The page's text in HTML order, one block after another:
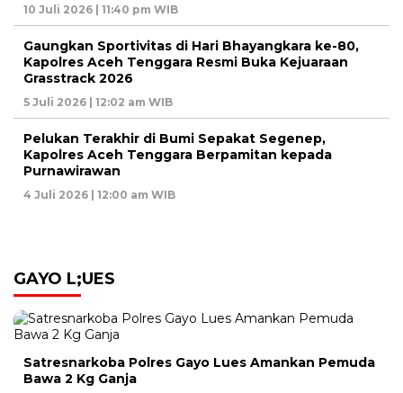
10 Juli 2026 | 11:40 pm WIB
Gaungkan Sportivitas di Hari Bhayangkara ke-80,
Kapolres Aceh Tenggara Resmi Buka Kejuaraan
Grasstrack 2026
5 Juli 2026 | 12:02 am WIB
Pelukan Terakhir di Bumi Sepakat Segenep,
Kapolres Aceh Tenggara Berpamitan kepada
Purnawirawan
4 Juli 2026 | 12:00 am WIB
GAYO L;UES
Satresnarkoba Polres Gayo Lues Amankan Pemuda
Bawa 2 Kg Ganja